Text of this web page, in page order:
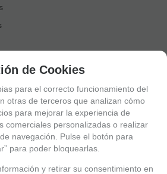
Saxo Tenor
Saxo Tenor
de Cookies
para el correcto funcionamiento del
otras de terceros que analizan cómo
para mejorar la experiencia de
comerciales personalizadas o realizar
navegación. Pulse el botón para
para poder bloquearlas.
y retirar su consentimiento en